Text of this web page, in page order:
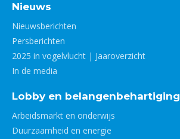
Nieuws
Nieuwsberichten
Persberichten
2025 in vogelvlucht | Jaaroverzicht
In de media
Lobby en belangenbehartiging
Arbeidsmarkt en onderwijs
Duurzaamheid en energie